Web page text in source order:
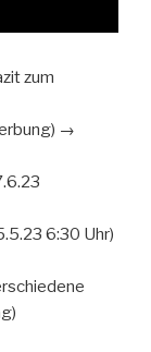
zum
→
6:30 Uhr)